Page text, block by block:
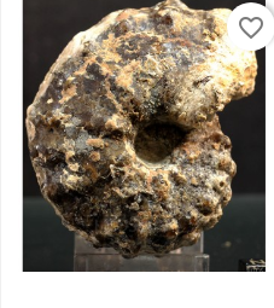
favorite_border